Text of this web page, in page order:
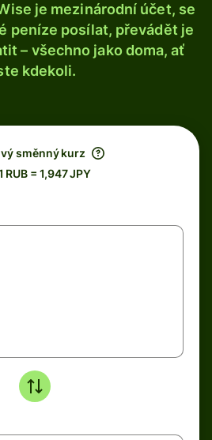
je mezinárodní účet, se
peníze posílat, převádět je
– všechno jako doma, ať
kdekoli.
směnný kurz
RUB = 1,947 JPY